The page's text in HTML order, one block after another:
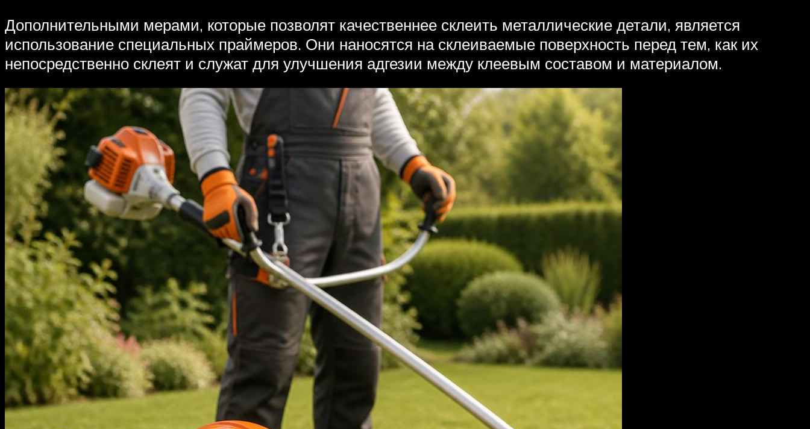
Дополнительными мерами, которые позволят качественнее склеить металлические детали, является
использование специальных праймеров. Они наносятся на склеиваемые поверхность перед тем, как их
непосредственно склеят и служат для улучшения адгезии между клеевым составом и материалом.